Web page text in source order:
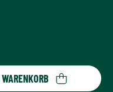
gewünschten